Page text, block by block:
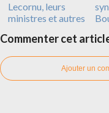
Lecornu, leurs
ministres et autres
Commenter cet
Ajouter un